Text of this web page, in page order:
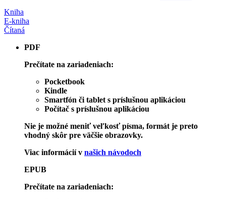
Kniha
E-kniha
Čítaná
PDF
Prečítate na zariadeniach:
Pocketbook
Kindle
Smartfón či tablet s príslušnou aplikáciou
Počítač s príslušnou aplikáciou
Nie je možné meniť veľkosť písma, formát je preto
vhodný skôr pre väčšie obrazovky.
Viac informácií v našich návodoch
EPUB
Prečítate na zariadeniach: